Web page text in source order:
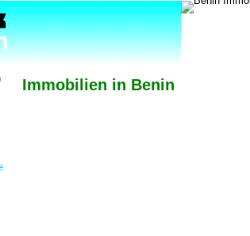
Immobilien in Benin